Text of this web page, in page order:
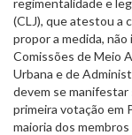
(CLJ), que atestou a
propor a medida,
Comissões de Meio
Urbana e de
devem se
primeira votação em
maioria dos